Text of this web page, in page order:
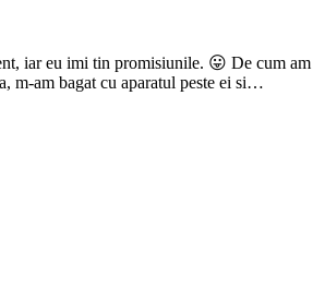
iar eu imi tin promisiunile. 😛 De cum am
m-am bagat cu aparatul peste ei si…